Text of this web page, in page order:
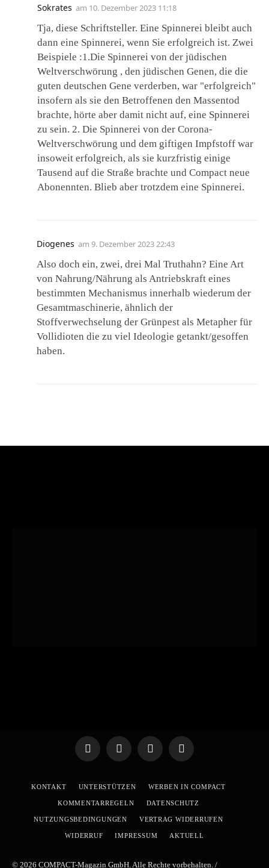
Sokrates am 10. Dezember 2023 11:18
Tja, diese Schriftsteller. Eine Spinnerei bleibt auch
dann eine Spinnerei, wenn Sie erfolgreich ist. Zwei
Beispiele :1.Die Spinnerei von der jüdischen
Weltverschwörung , den jüdischen Genen, die die
guten deutschen Gene verderben, war "erfolgreich"
insofern als sie den Betroffenen den Massentod
brachte, hörte aber damit nicht auf, eine Spinnerei
zu sein. 2. Die Spinnerei von der Corona-
Weltverschwörung und dem giftigen Impfstoff war
insoweit erfolgreich, als sie kurzfristig einige
Tausend auf die Straße brachte und Compact neue
Abonennten. Blieb aber trotzdem eine Spinnerei.
Diogenes am 9. Dezember 2023 22:43
Also doch ein, zwei, drei Mal Truthahn? Eine Art
von Nahrung/Nährung als Antriebskraft eines
bestimmten Mechanismus innerhalb wiederum der
Gesamtmaschinerie, ähnlich der
Stoffverwechselung der Grünpest als Metapher für
Vollidioten die zu viel Ideologie getankt/gesoffen
haben.
TelegramWhatsApp
X
YouTube
KONTAKT UNTERSTÜTZEN WERBEN IN COMPACT
KOMMENTARREGELN DATENSCHUTZ
NUTZUNGSBEDINGUNGEN VERTRAG WIDERRUFEN
WIDERRUF IMPRESSUM AKTUELL
© 2026 COMPACT-Magazin GmbH. Alle Rechte vorbehalten. /